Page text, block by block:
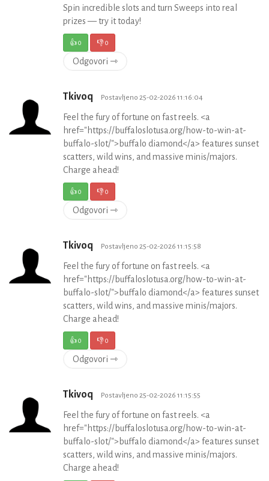
Spin incredible slots and turn Sweeps into real
prizes — try it today!
👍0 👎0
Odgovori ⇾
Tkivoq Postavljeno 25-02-2026 11:16:04
Feel the fury of fortune on fast reels. <a
href="https://buffaloslotusa.org/how-to-win-at-
buffalo-slot/">buffalo diamond</a> features sunset
scatters, wild wins, and massive minis/majors.
Charge ahead!
👍0 👎0
Odgovori ⇾
Tkivoq Postavljeno 25-02-2026 11:15:58
Feel the fury of fortune on fast reels. <a
href="https://buffaloslotusa.org/how-to-win-at-
buffalo-slot/">buffalo diamond</a> features sunset
scatters, wild wins, and massive minis/majors.
Charge ahead!
👍0 👎0
Odgovori ⇾
Tkivoq Postavljeno 25-02-2026 11:15:55
Feel the fury of fortune on fast reels. <a
href="https://buffaloslotusa.org/how-to-win-at-
buffalo-slot/">buffalo diamond</a> features sunset
scatters, wild wins, and massive minis/majors.
Charge ahead!